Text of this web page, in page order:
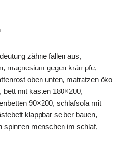
zähne fallen aus,
magnesium gegen krämpfe,
oben unten, matratzen öko
bett mit kasten 180×200,
90×200, schlafsofa mit
klappbar selber bauen,
spinnen menschen im schlaf,